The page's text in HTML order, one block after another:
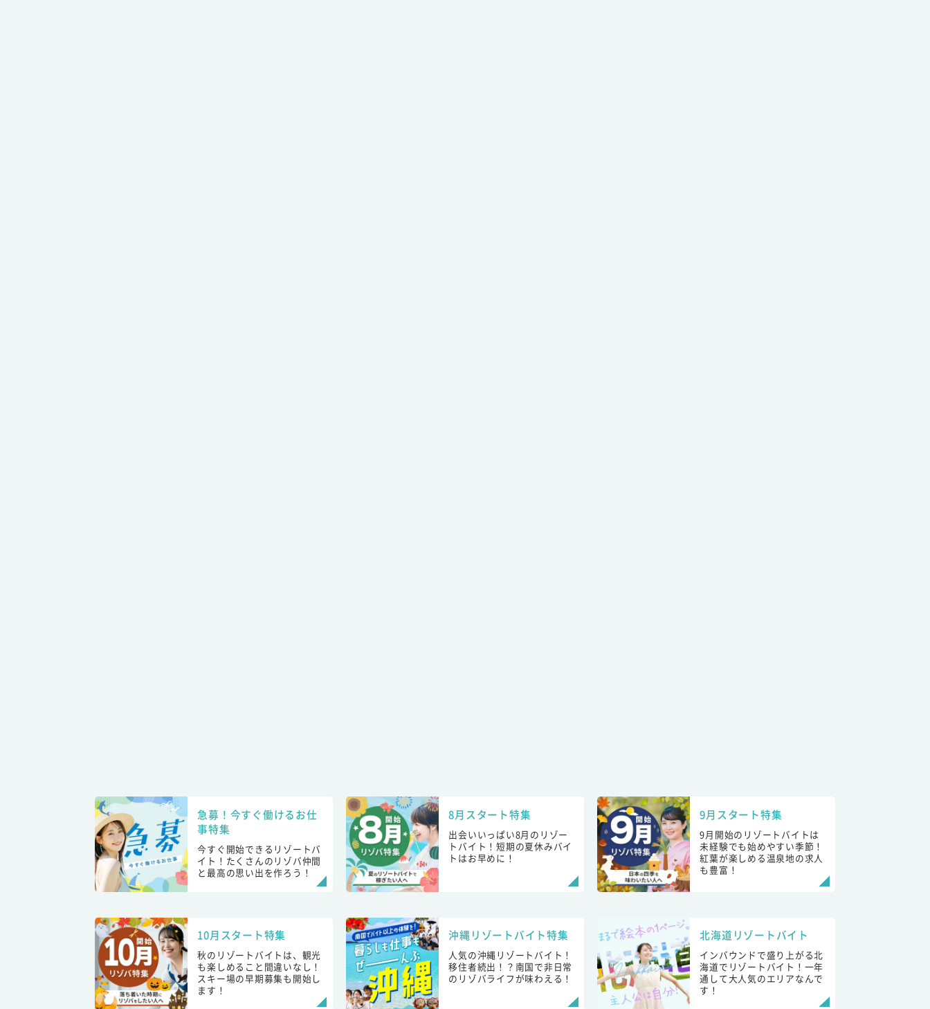
急募！今すぐ働けるお仕
事特集
今すぐ開始できるリゾートバ
イト！たくさんのリゾバ仲間
と最高の思い出を作ろう！
8月スタート特集
出会いいっぱい8月のリゾー
トバイト！短期の夏休みバイ
トはお早めに！
9月スタート特集
9月開始のリゾートバイトは
未経験でも始めやすい季節！
紅葉が楽しめる温泉地の求人
も豊富！
10月スタート特集
秋のリゾートバイトは、観光
も楽しめること間違いなし！
スキー場の早期募集も開始し
ます！
沖縄リゾートバイト特集
人気の沖縄リゾートバイト！
移住者続出！？南国で非日常
のリゾバライフが味わえる！
北海道リゾートバイト
インバウンドで盛り上がる北
海道でリゾートバイト！一年
通して大人気のエリアなんで
す！